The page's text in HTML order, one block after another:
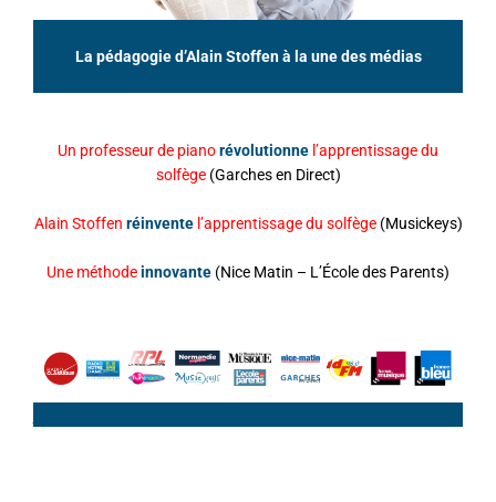
La pédagogie d’Alain Stoffen à la une des médias
Un professeur de pianorévolutionne l’apprentissage du
solfège (Garches en Direct)
Alain Stoffen réinvente l’apprentissage du solfège (Musickeys)
Une méthodeinnovante (Nice Matin – L’École des Parents)